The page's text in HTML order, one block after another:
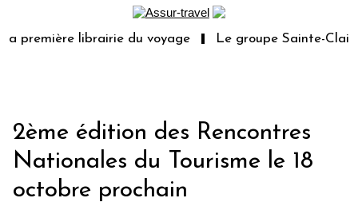
première librairie du voyage Le groupe Sainte-Claire
2ème édition des Rencontres
Nationales du Tourisme le 18
octobre prochain